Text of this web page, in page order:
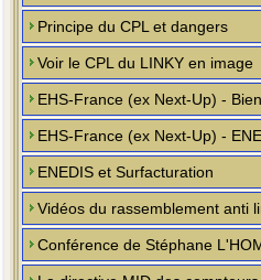
Principe du CPL et dangers
Voir le CPL du LINKY en image
EHS-France (ex Next-Up) -
EHS-France (ex Next-Up) -
ENEDIS et Surfacturation
Vidéos du rassemblement anti
Conférence de Stéphane